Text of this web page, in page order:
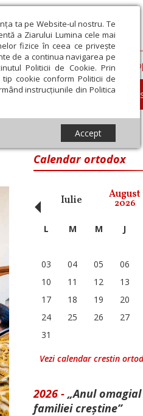
ta pe Website-ul nostru. Te
a Ziarului Lumina cele mai
fizice în ceea ce privește
de a continua navigarea pe
Politicii de Cookie. Prin
cookie conform Politicii de
instrucțiunile din Politica
Accept
In memoriam
Opinii
Calendar ortodox
Iulie August
2026
‹ L M M J
03
04 05 06
10
11 12 13
17
18 19 20
24
25 26 27
31
Vezi calendar crestin
2026 - „Anul
familiei creștine”